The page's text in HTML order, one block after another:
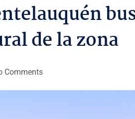
de la zona
Comments